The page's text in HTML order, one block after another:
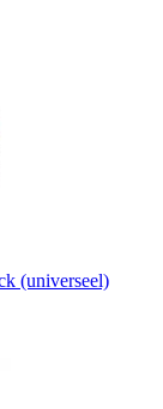
(universeel)